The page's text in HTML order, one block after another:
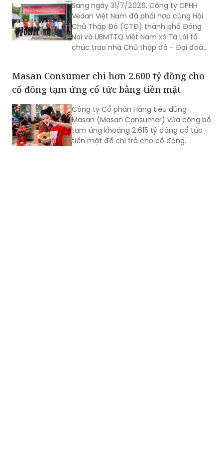
Sáng ngày 31/7/2026, Công ty CPHH
Vedan Việt Nam đã phối hợp cùng Hội
Chữ Thập Đỏ (CTĐ) thành phố Đồng
Nai và UBMTTQ Việt Nam xã Tà Lài tổ
chức trao nhà Chữ thập đỏ - Đại đoàn
phố Đồng Nai.
Masan Consumer chi hơn 2.600 tỷ đồng cho
cổ đông tạm ứng cổ tức bằng tiền mặt
Công ty Cổ phần Hàng tiêu dùng
Masan (Masan Consumer) vừa công bố
tạm ứng khoảng 2.615 tỷ đồng cổ tức
tiền mặt để chi trả cho cổ đông.